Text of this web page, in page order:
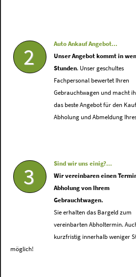
2
Auto Ankauf Angebot...
Unser Angebot kommt in
Stunden. Unser geschultes
Fachpersonal bewertet Ihren
Gebrauchtwagen und macht
das beste Angebot für den
Abholung und Abmeldung
3
Sind wir uns einig?...
Wir vereinbaren einen
Abholung von Ihrem
Gebrauchtwagen.
Sie erhalten das Bargeld zum
vereinbarten Abholtermin.
kurzfristig innerhalb weniger
möglich!